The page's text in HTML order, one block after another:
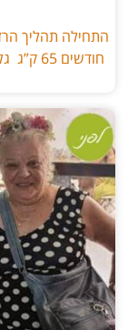
חודשים 65 ק”ג גלינה השילה מהמשקל 8 ק”ג ב-2 חודשים